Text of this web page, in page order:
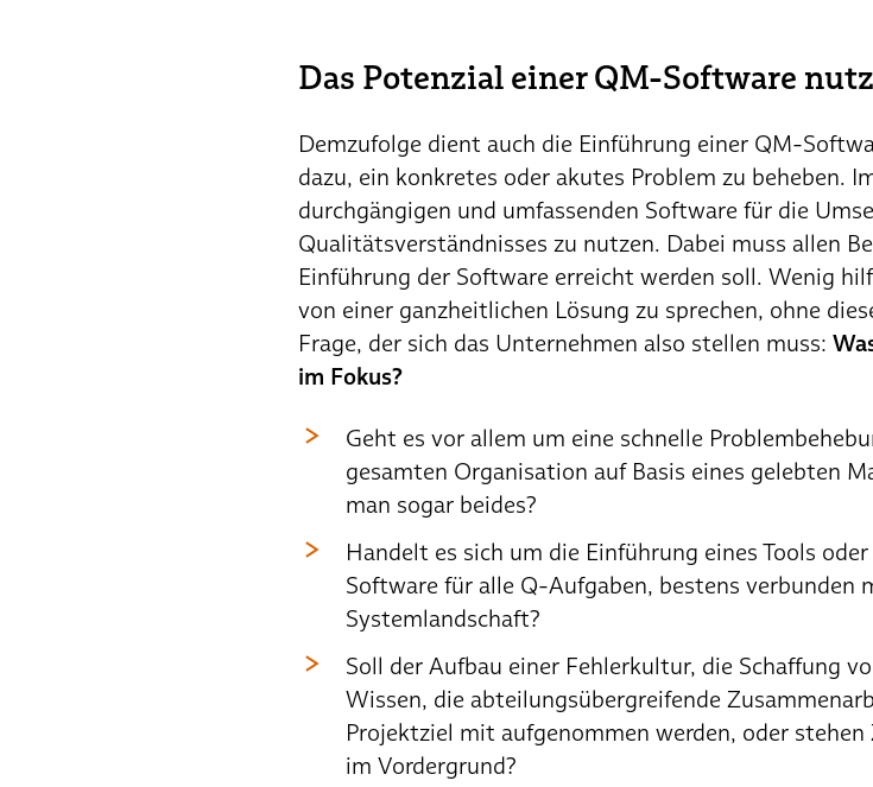
Das Potenzial einer QM-Software
Demzufolge dient auch die Einführung einer QM-
dazu, ein konkretes oder akutes Problem zu beheben.
durchgängigen und umfassenden Software für die
Qualitätsverständnisses zu nutzen. Dabei muss allen
Einführung der Software erreicht werden soll. Wenig
von einer ganzheitlichen Lösung zu sprechen, ohne
Frage, der sich das Unternehmen also stellen muss:
im Fokus?
Geht es vor allem um eine schnelle
gesamten Organisation auf Basis eines gelebten
man sogar beides?
Handelt es sich um die Einführung eines Tools
Software für alle Q-Aufgaben, bestens verbunden
Systemlandschaft?
Soll der Aufbau einer Fehlerkultur, die Schaffung
Wissen, die abteilungsübergreifende
Projektziel mit aufgenommen werden, oder
im Vordergrund?